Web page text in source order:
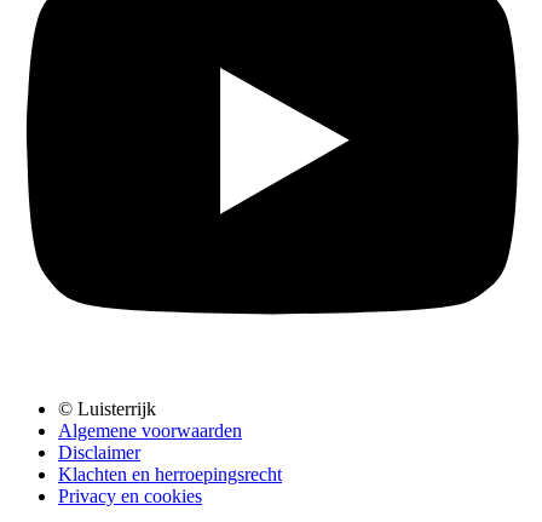
© Luisterrijk
Algemene voorwaarden
Disclaimer
Klachten en herroepingsrecht
Privacy en cookies